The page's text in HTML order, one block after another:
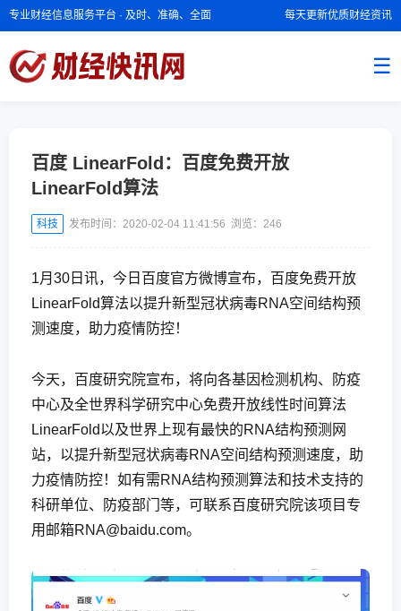
专业财经信息服务平台 · 及时、准确、全面 每天更新优质财经资讯
☰
百度 LinearFold：百度免费开放
LinearFold算法
科技 发布时间：2020-02-04 11:41:56 浏览： 246
1月30日讯，今日百度官方微博宣布，百度免费开放
LinearFold算法以提升新型冠状病毒RNA空间结构预
测速度，助力疫情防控！
今天，百度研究院宣布，将向各基因检测机构、防疫
中心及全世界科学研究中心免费开放线性时间算法
LinearFold以及世界上现有最快的RNA结构预测网
站，以提升新型冠状病毒RNA空间结构预测速度，助
力疫情防控！如有需RNA结构预测算法和技术支持的
科研单位、防疫部门等，可联系百度研究院该项目专
用邮箱RNA@baidu.com。